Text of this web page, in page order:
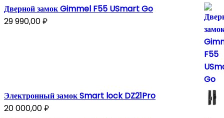
Дверной замок Gimmel F55 USmart Go
29 990,00₽
Электронный замок Smart lock DZ21Pro
20 000,00₽